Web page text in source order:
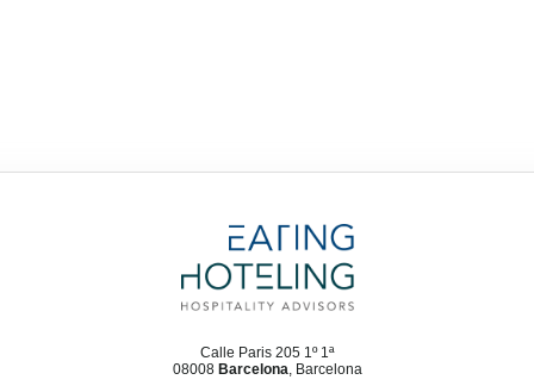
Calle Paris 205 1º 1ª
08008 Barcelona, Barcelona